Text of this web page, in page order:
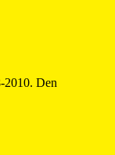
2010. Den